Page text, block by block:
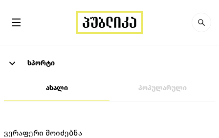
სპორტი
ახალი პოპულარული
ვერაფერი მოიძებნა